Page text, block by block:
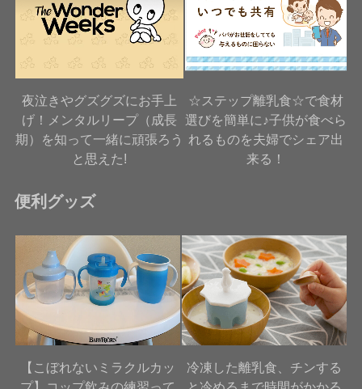
夜泣きやグズグズにお手上
げ！メンタルリープ（成長
期）を知って一緒に頑張ろう
と思えた!
☆ステップ離乳食☆で食材
選びを簡単に♪子供が食べら
れるものを夫婦でシェア出
来る！
便利グッズ
【こぼれないミラクルカッ
冷凍した離乳食、チンする